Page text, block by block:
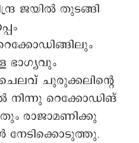
ജയില്‍ തുടങ്ങി
ചുരുക്കലിന്റെ
നിന്നു റെക്കോഡിങ്
രാജാമണിക്കു